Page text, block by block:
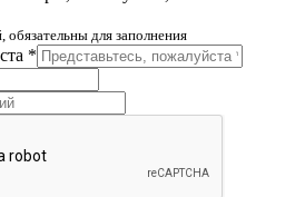
для заполнения
*